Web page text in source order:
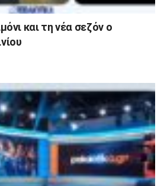
και τη νέα σεζόν ο